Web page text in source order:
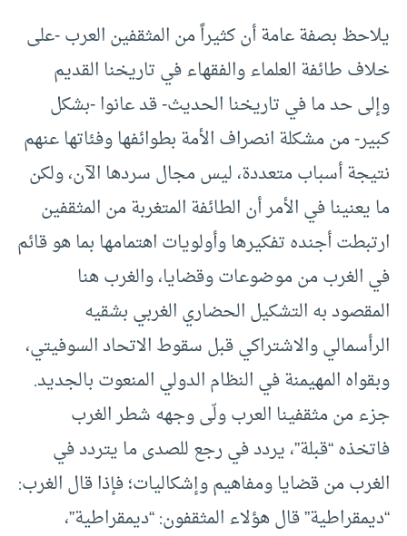
يلاحظ بصفة عامة أن كثيراً من المثقفين العرب -على
خلاف طائفة العلماء والفقهاء في تاريخنا القديم
وإلى حد ما في تاريخنا الحديث- قد عانوا -بشكل
كبير- من مشكلة انصراف الأمة بطوائفها وفئاتها عنهم
نتيجة أسباب متعددة، ليس مجال سردها الآن، ولكن
ما يعنينا في الأمر أن الطائفة المتغربة من المثقفين
ارتبطت أجنده تفكيرها وأولويات اهتمامها بما هو قائم
في الغرب من موضوعات وقضايا، والغرب هنا
المقصود به التشكيل الحضاري الغربي بشقيه
الرأسمالي والاشتراكي قبل سقوط الاتحاد السوفيتي،
وبقواه المهيمنة في النظام الدولي المنعوت بالجديد.
جزء من مثقفينا العرب ولّى وجهه شطر الغرب
فاتخذه “قبلة”، يردد في رجع للصدى ما يتردد في
الغرب من قضايا ومفاهيم وإشكاليات؛ فإذا قال الغرب:
“ديمقراطية” قال هؤلاء المثقفون: “ديمقراطية”،